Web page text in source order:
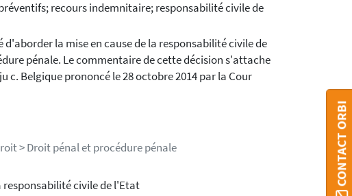
recours indemnitaire; responsabilité civile de
la mise en cause de la responsabilité civile de
pénale. Le commentaire de cette décision s'attache
Belgique prononcé le 28 octobre 2014 par la Cour
> Droit pénal et procédure pénale
responsabilité civile de l'Etat
CONTACT ORBI